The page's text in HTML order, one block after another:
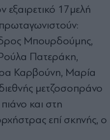
εξαιρετικό 17μελή
Μπουρδούμης,
Πατεράκη,
Καρβούνη, Μαρία
μετζοσοπράνο
και στη
επί σκηνής, ο